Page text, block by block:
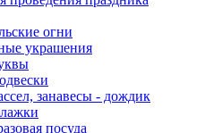
огни
украшения
занавесы - дождик
посуда